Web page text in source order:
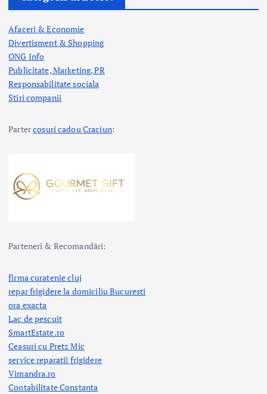
Afaceri & Economie
Divertisment & Shopping
ONG Info
Publicitate, Marketing, PR
Responsabilitate sociala
Stiri companii
Partercosuri cadou Craciun:
Parteneri & Recomandări:
firma curatenie cluj
repar frigidere la domiciliu Bucuresti
ora exacta
Lac de pescuit
SmartEstate.ro
Ceasuri cu Pretz Mic
service reparatii frigidere
Vimandra.ro
Contabilitate Constanta